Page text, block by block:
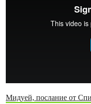
Мидуей, послание от